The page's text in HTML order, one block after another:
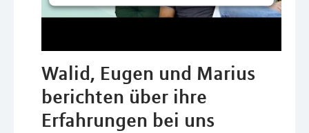
Walid, Eugen und Marius
berichten über ihre
Erfahrungen bei uns